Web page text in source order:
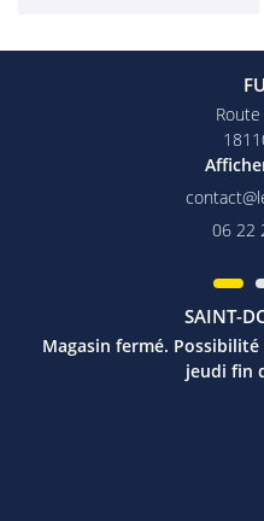
06 22
SAINT-
Magasin fermé.
jeudi fin